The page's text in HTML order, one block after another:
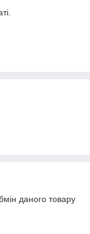
даного товару